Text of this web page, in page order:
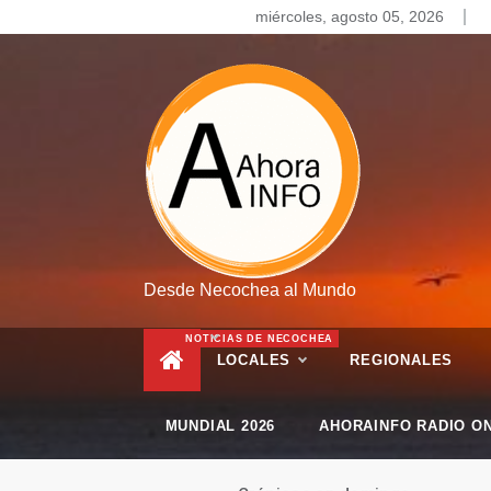
to
miércoles, agosto 05, 2026
Desde Necochea al Mundo
LOCALES
NOTICIAS DE NECOCHEA
REGIONALES
MUNDIAL 2026 AHORAINFO RADIO